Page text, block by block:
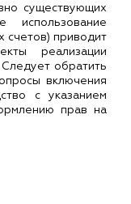
существующих
использование
счетов) приводит
реализации
обратить
включения
с указанием
прав на